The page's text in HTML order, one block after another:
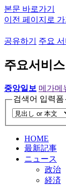
본문 바로가기
이전 페이지로 가
공유하기 주요 서
주요서비스
중앙일보 메가메
검색어 입력폼
HOME
最新記事
ニュース
政治
経済